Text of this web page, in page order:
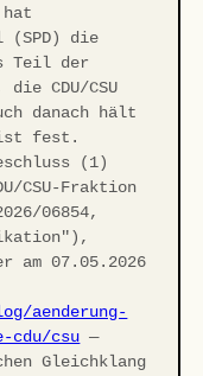
(SPD) die
Teil der
CDU/CSU
danach hält
fest.
(1)
CSU-Fraktion
06854,
07.05.2026
aenderung-
cdu/csu —
Gleichklang